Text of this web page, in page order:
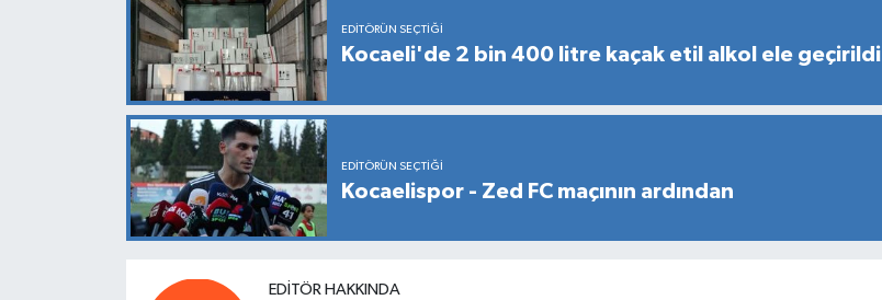
EDITÖRÜN SEÇTIĞI
Kocaeli'de 2 bin 400 litre kaçak etil alkol ele geçirildi
EDITÖRÜN SEÇTIĞI
Kocaelispor - Zed FC maçının ardından
EDITÖR HAKKINDA